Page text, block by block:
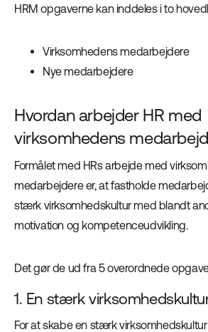
HRM opgaverne kan inddeles i to
Virksomhedens medarbejdere
Nye medarbejdere
Hvordan arbejder HR med
virksomhedens
Formålet med HRs arbejde med
medarbejdere er, at fastholde
stærk virksomhedskultur med blandt
motivation og kompetenceudvikling.
Det gør de ud fra 5 overordnede
1. En stærk
For at skabe en stærk